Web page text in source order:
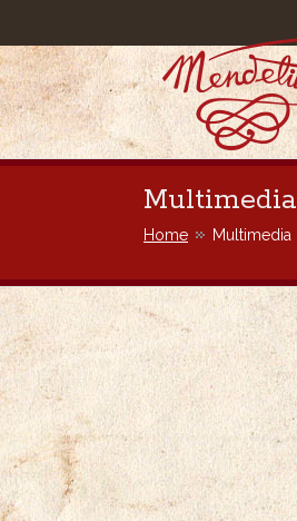
Mendelius
Multimedia
Home Multimedia